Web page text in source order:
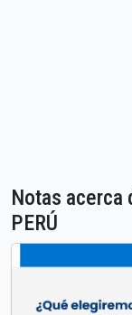
Notas acerca
PERÚ